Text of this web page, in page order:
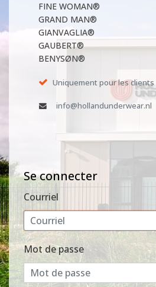
FINE WOMAN®
GRAND MAN®
GIANVAGLIA®
GAUBERT®
BENYSØN®
Uniquement pour les
info@hollandunderwear.nl
Se connecter
Courriel
Mot de passe